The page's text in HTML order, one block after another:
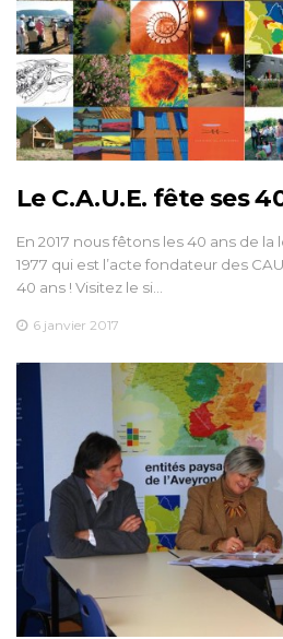
Le C.A.U.E. fête ses
En 2017 nous fêtons les 40 ans de la
1977 qui est l’acte fondateur des
40 ans ! Visitez le si…
6 janvier 2017